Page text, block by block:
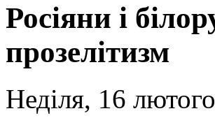
Росіяни і
прозелітизм
Неділя, 16